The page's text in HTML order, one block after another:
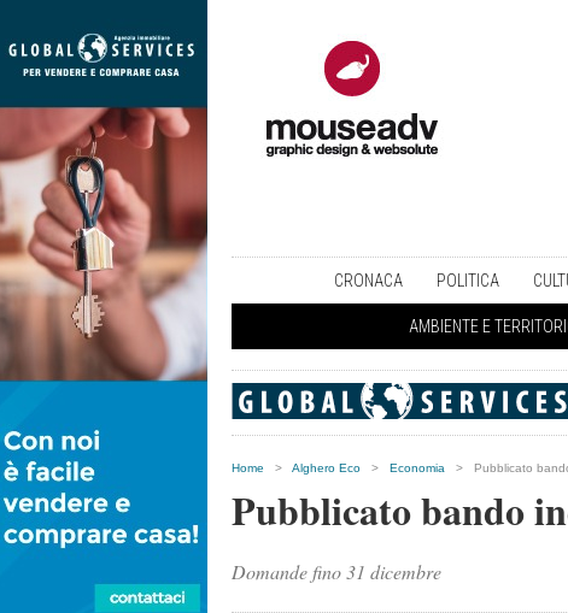
CRONACA POLITICA
AMBIENTE E
Home > Alghero Eco > Economia > Pubblicato
Pubblicato bando
Domande fino 31 dicembre